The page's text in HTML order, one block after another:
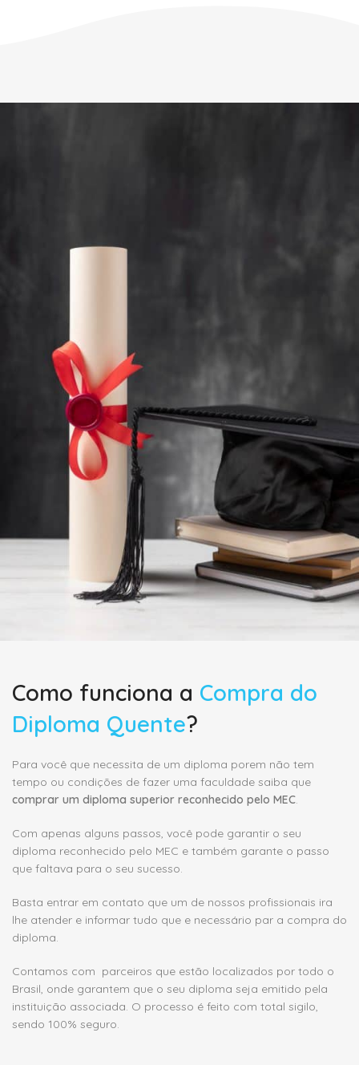
Como funciona a Compra do
Diploma Quente?
Para você que necessita de um diploma porem não tem
tempo ou condições de fazer uma faculdade saiba que
comprar um diploma superior reconhecido pelo MEC.
Com apenas alguns passos, você pode garantir o seu
diploma reconhecido pelo MEC e também garante o passo
que faltava para o seu sucesso.
Basta entrar em contato que um de nossos profissionais ira
lhe atender e informar tudo que e necessário par a compra do
diploma.
Contamos com parceiros que estão localizados por todo o
Brasil, onde garantem que o seu diploma seja emitido pela
instituição associada. O processo é feito com total sigilo,
sendo 100% seguro.